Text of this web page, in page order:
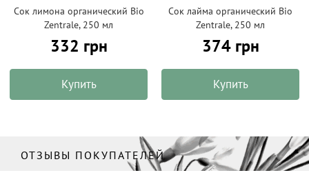
Сок лимона органический Bio
Zentrale, 250 мл
332 грн
Купить
Сок лайма органический Bio
Zentrale, 250 мл
374 грн
Купить
ОТЗЫВЫ ПОКУПАТЕЛЕЙ